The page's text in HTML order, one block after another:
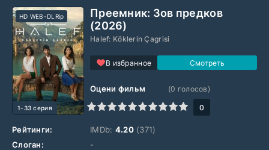
Преемник: Зов предков
(2026)
Halef: Köklerin Çagrisi
В избранное
HD WEB-DLRip
1-33 серия
Оцени фильм
1
2 3 4 5 6 7 8 9 10
(0 голосов)
0
Рейтинги: IMDb: 4.20(371)
Слоган:
-